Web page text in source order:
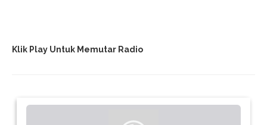
Klik Play Untuk Memutar Radio